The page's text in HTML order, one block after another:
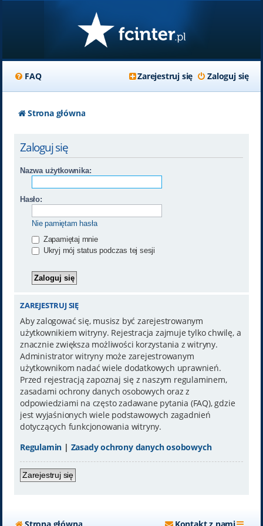
FAQ Zaloguj się
Zarejestruj się
Strona główna
Zaloguj się
Nazwa użytkownika:
Hasło:
Nie pamiętam hasła
Zapamiętaj mnie
Ukryj mój status podczas tej sesji
ZAREJESTRUJ SIĘ
Aby zalogować się, musisz być zarejestrowanym
użytkownikiem witryny. Rejestracja zajmuje tylko chwilę, a
znacznie zwiększa możliwości korzystania z witryny.
Administrator witryny może zarejestrowanym
użytkownikom nadać wiele dodatkowych uprawnień.
Przed rejestracją zapoznaj się z naszym regulaminem,
zasadami ochrony danych osobowych oraz z
odpowiedziami na często zadawane pytania (FAQ), gdzie
jest wyjaśnionych wiele podstawowych zagadnień
dotyczących funkcjonowania witryny.
Regulamin | Zasady ochrony danych osobowych
Zarejestruj się
Strona główna Kontakt z nami